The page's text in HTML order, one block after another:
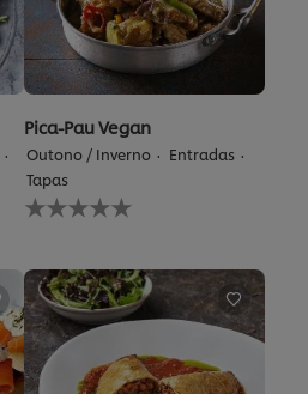
Pica-Pau Vegan
Outono / Inverno
Entradas
Tapas
Nenhuma
avaliação
este
recipe